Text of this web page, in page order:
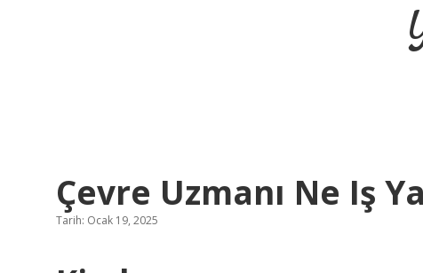
Çevre Uzmanı Ne Iş
Tarih: Ocak 19, 2025